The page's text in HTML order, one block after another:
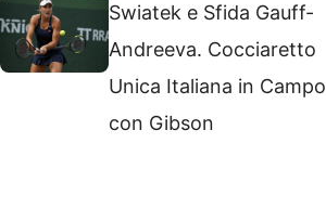
Swiatek e Sfida Gauff-
Andreeva. Cocciaretto
Unica Italiana in Campo
con Gibson